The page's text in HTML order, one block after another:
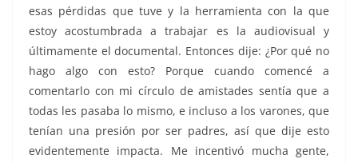
esas pérdidas que tuve y la herramienta con la que
estoy acostumbrada a trabajar es la audiovisual y
últimamente el documental. Entonces dije: ¿Por qué no
hago algo con esto? Porque cuando comencé a
comentarlo con mi círculo de amistades sentía que a
todas les pasaba lo mismo, e incluso a los varones, que
tenían una presión por ser padres, así que dije esto
evidentemente impacta. Me incentivó mucha gente,